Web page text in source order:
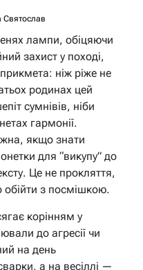
Святослав
лампи, обіцяючи
захист у поході,
ніж ріже не
родинах цей
сумнівів, ніби
гармонії.
якщо знати
для “викупу” до
Це не прокляття,
обійти з посмішкою.
корінням у
до агресії чи
на день
а на весіллі —